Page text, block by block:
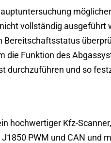
vollständig ausgeführt
Funktion des
und so
hochwertiger Kfz-
PWM und CAN und